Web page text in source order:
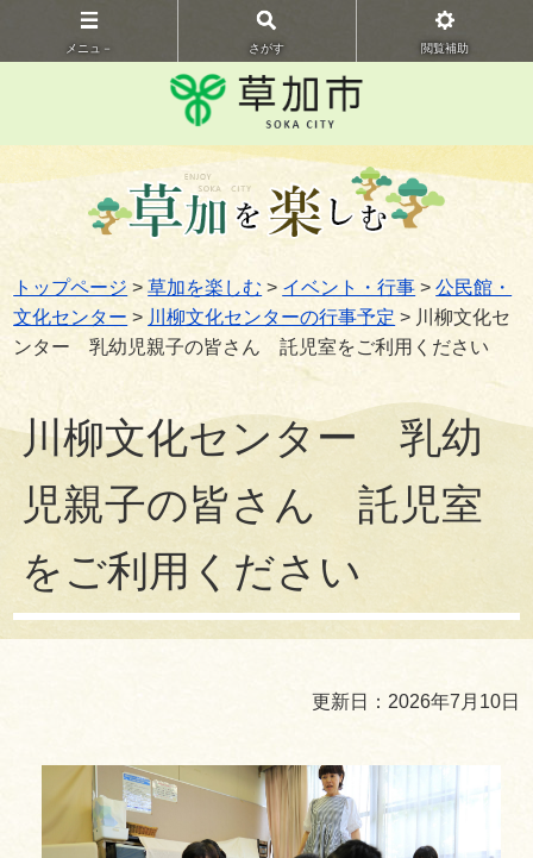
メニュ－ さがす 閲覧補助
トップページ >草加を楽しむ > イベント・行事 >公民館・
文化センター > 川柳文化センターの行事予定 > 川柳文化セ
ンター 乳幼児親子の皆さん 託児室をご利用ください
川柳文化センター 乳幼
児親子の皆さん 託児室
をご利用ください
更新日：2026年7月10日